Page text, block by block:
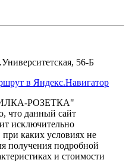
56-Б
в Яндекс.Навигатор
РОЗЕТКА"
что данный сайт
исключительно
каких условиях не
получения подробной
и стоимости